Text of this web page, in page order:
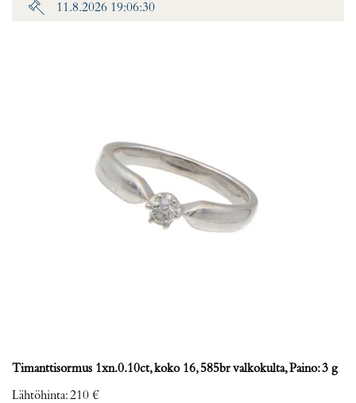
11.8.2026 19:06:30
Timanttisormus 1xn.0.10ct, koko 16, 585br valkokulta, Paino: 3 g
Lähtöhinta:210 €